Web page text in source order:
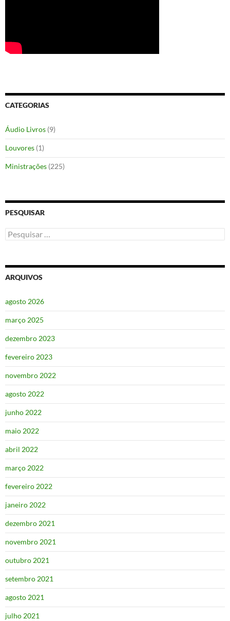
CATEGORIAS
Áudio Livros (9)
Louvores (1)
Ministrações (225)
PESQUISAR
Pesquisar
por:
ARQUIVOS
agosto 2026
março 2025
dezembro 2023
fevereiro 2023
novembro 2022
agosto 2022
junho 2022
maio 2022
abril 2022
março 2022
fevereiro 2022
janeiro 2022
dezembro 2021
novembro 2021
outubro 2021
setembro 2021
agosto 2021
julho 2021